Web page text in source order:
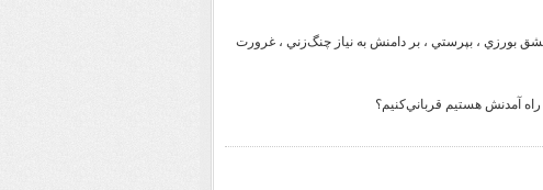
بورزي ، بپرستي ، بر دامنش به نياز چنگ‌زني ، غرورت
آمدنش هستيم قرباني‌كنيم؟